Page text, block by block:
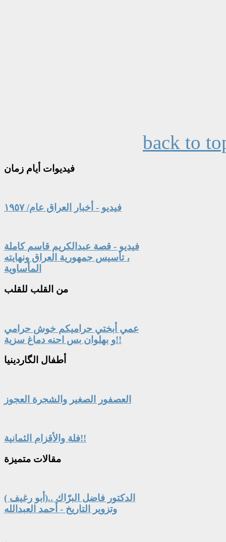
back to
فيديوات أيام زمان
فيديو - أخبار العراق عام/ ١٩٥٧
فيديو - قصة عبدالكريم قاسم كاملة
، تأسيس جمهورية العراق ونهايته
المأساوية
من القلب للقلب
عمي أبختي حراميكم خوش حرامي
و بهلوان بس احنه دماغ سزية!!
أطفال الگاردينيا
العصفور الصغير والشجرة العجوز
فلة والأقزام الثمانية!!
مقالات متميزة
الدكتور فاضل البرّاك ..(أبو رغيف )
وتزوير التاريخ - أحمد العبدالله